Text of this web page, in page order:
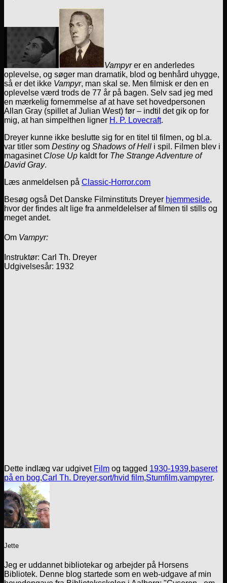
Vampyrer en anderledes
oplevelse, og søger man dramatik, blod og benhård uhygge,
så er det ikke Vampyr, man skal se. Men filmisk er den en
oplevelse værd trods de 77 år på bagen. Selv sad jeg med
en mærkelig fornemmelse af at have set hovedpersonen
Allan Gray (spillet af Julian West) før – indtil det gik op for
mig, at han simpelthen ligner H. P. Lovecraft.
Dreyer kunne ikke beslutte sig for en titel til filmen, og bl.a.
var titler som Destinyog Shadows of Hell i spil. Filmen blev i
magasinet Close Up kaldt for The Strange Adventure of
David Gray.
Læs anmeldelsen på Classic-Horror.com
Besøg også Det Danske Filminstituts Dreyer hjemmeside,
hvor der findes alt lige fra anmeldelelser af filmen til stills og
meget andet.
Om Vampyr:
Instruktør: Carl Th. Dreyer
Udgivelsesår: 1932
Dette indlæg var udgivet Film og tagged 1930-1939,baseret
på en bog,Carl Th. Dreyer,sort/hvid film,Stumfilm,vampyrer.
Jette
Jeg er uddannet bibliotekar og arbejder på Horsens
Bibliotek. Denne blog startede som en web-udgave af min